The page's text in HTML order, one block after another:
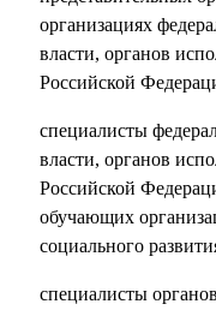
организациях
власти, органов
Российской
специалисты
власти, органов
Российской
обучающих
социального
специалисты